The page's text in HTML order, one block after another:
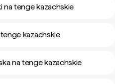
na tenge kazachskie
kazachskie
na tenge kazachskie